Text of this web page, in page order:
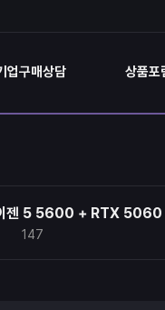
업구매상담 상품포
젠 5 5600 + RTX 5060
147